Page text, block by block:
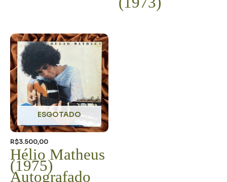
ESGOTADO
R$3.500,00
Hélio Matheus
(1975)
Autografado